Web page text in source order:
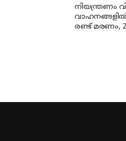
നിയന്ത്രണം
രണ്ട് മരണം,